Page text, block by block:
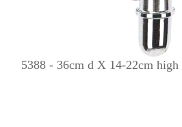
5388 - 36cm d X 14-22cm high